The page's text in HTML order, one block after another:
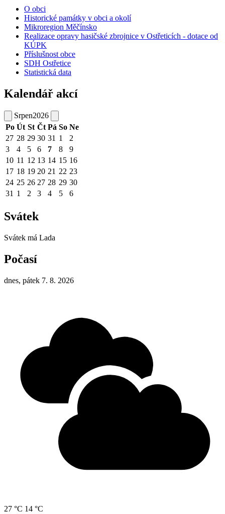
O obci
Historické památky v obci a okolí
Mikroregion Měčínsko
Realizace opravy hasičské zbrojnice v Ostřeticích - dotace od
KÚPK
Příslušnost obce
SDH Ostřetice
Statistická data
Kalendář akcí
Srpen2026
Po Út St Čt Pá So Ne
27 28 29 30 31 1
2
3
4 5 6 7 8
9
10 11 12 13 14 15 16
17 18 19 20 21 22 23
24 25 26 27 28 29 30
31 1 2 3 4 5 6
Svátek
Svátek má Lada
Počasí
dnes, pátek 7. 8. 2026
27 °C 14 °C